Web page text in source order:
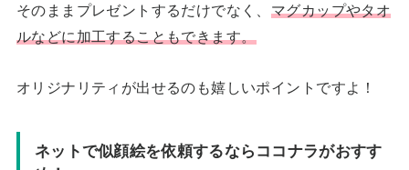
そのままプレゼントするだけでなく、 マグカップやタオ
ルなどに加工することもできます。
オリジナリティが出せるのも嬉しいポイントですよ！
ネットで似顔絵を依頼するならココナラがおすす